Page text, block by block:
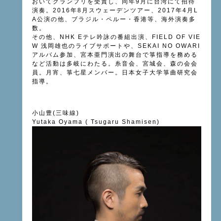
おいてグランプリを受賞し、同年9月に台湾にて招待
演奏。2016年8月スウェーデンツアー、2017年4月L
A公演の他、ブラジル・ペルー・香港等、海外演奏多
数。
その他、NHK Eテレ吟詠の番組出演、FIELD OF VIE
W 浅岡雄也のライブサポートや、SEKAI NO OWARI
アルバム参加、宮本亜門演出の舞台で箏指導を務める
など活動は多岐にわたる。糸音会、宮城会、森の会会
員。月宵、箏七星メンバー。日本女子大学箏曲研究会
指導。
小山豊(三味線)
Yutaka Oyama ( Tsugaru Shamisen)